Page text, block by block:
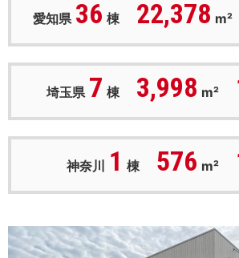
愛知県 36 棟 22,378 m²
埼玉県 7 棟 3,998 m²
神奈川 1 棟 576 m²